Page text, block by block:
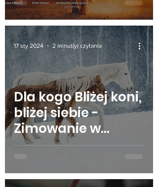
Dla kogo Bliżej koni,
bliżej siebie -
Zimowanie w
Chacie Magóry?
17 sty 2024 2 minut(y) czytania